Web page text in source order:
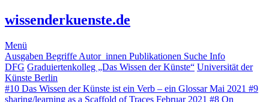
wissenderkuenste.de
Menü
Ausgaben Begriffe Autor_innen Publikationen Suche Info
DFG Graduiertenkolleg „Das Wissen der Künste“ Universität der
Künste Berlin
#10 Das Wissen der Künste ist ein Verb – ein GlossarMai 2021 #9
sharing/learning as a Scaffold of Traces Februar 2021 #8 On